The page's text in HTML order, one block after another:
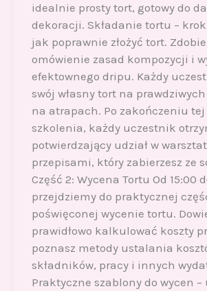
idealnie prosty tort, gotowy do
dekoracji. Składanie tortu –
jak poprawnie złożyć tort.
omówienie zasad kompozycji i
efektownego dripu. Każdy
swój własny tort na
na atrapach. Po zakończeniu tej
szkolenia, każdy uczestnik
potwierdzający udział w
przepisami, który zabierzesz ze
Część 2: Wycena Tortu Od 15:00
przejdziemy do praktycznej
poświęconej wycenie tortu.
prawidłowo kalkulować koszty
poznasz metody ustalania
składników, pracy i innych
Praktyczne szablony do wycen